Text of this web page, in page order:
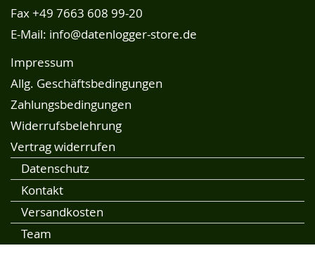
Fax +49 7663 608 99-20
E-Mail: info@datenlogger-store.de
Impressum
Allg. Geschäftsbedingungen
Zahlungsbedingungen
Widerrufsbelehrung
Vertrag widerrufen
Datenschutz
Kontakt
Versandkosten
Team